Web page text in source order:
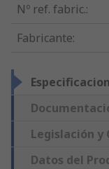
Nº ref. fabric.:
Fabricante:
Legislación y
Datos del